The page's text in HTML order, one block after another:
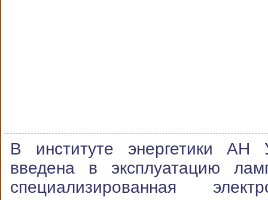
В институте энергетики АН
введена в эксплуатацию
специализированная